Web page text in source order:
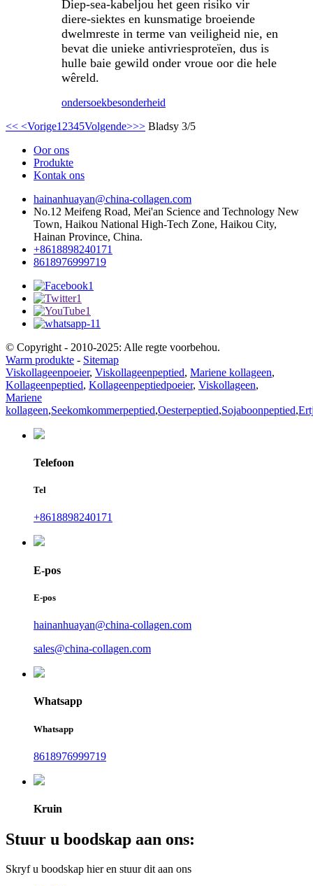
Diep-sea-kabeljou het geen risiko vir
diere-siektes en kunsmatige broeiende
dwelmreste in terme van veiligheid nie, en
bevat die unieke antivriesproteïen, dus is
hulle baie gewild onder vroue oor die hele
wêreld.
ondersoekbesonderheid
<< <Vorige1 2345Volgende>>> Bladsy 3/5
Oor ons
Produkte
Kontak ons
hainanhuayan@china-collagen.com
No.12 Meifeng Road, Mei'an Science and Technology New
Town, Haikou National High-Tech Zone, Haikou City,
Hainan Province, China.
+8618898240171
8618976999719
© Copyright - 2010-2025: Alle regte voorbehou.
Warm produkte - Sitemap
Viskollageenpoeier, Viskollageenpeptied, Mariene kollageen,
Kollageenpeptied, Kollageenpeptiedpoeier, Viskollageen,
Mariene
kollageen,Seekomkommerpeptied,Oesterpeptied,Sojaboonpeptied,
Telefoon
Tel
+8618898240171
E-pos
E-pos
hainanhuayan@china-collagen.com
sales@china-collagen.com
Whatsapp
Whatsapp
8618976999719
Kruin
Stuur u boodskap aan ons:
Skryf u boodskap hier en stuur dit aan ons